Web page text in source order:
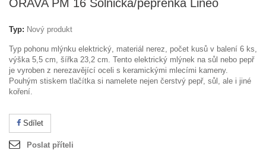
ORAVA PM 16 Solnička/pepřenka Lineo
Typ: Nový produkt
Typ pohonu mlýnku elektrický, materiál nerez, počet kusů v balení 6 ks,
výška 5,5 cm, šířka 23,2 cm. Tento elektrický mlýnek na sůl nebo pepř
je vyroben z nerezavějící oceli s keramickými mlecími kameny.
Pouhým stiskem tlačítka si namelete nejen čerstvý pepř, sůl, ale i jiné
koření.
Sdílet
Poslat příteli